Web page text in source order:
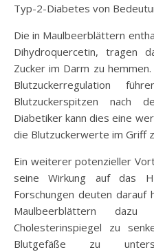
Typ-2-Diabetes von
Die in Maulbeerblättern
Dihydroquercetin, tragen
Zucker im Darm zu
Blutzuckerregulation
Blutzuckerspitzen nach
Diabetiker kann dies eine
die Blutzuckerwerte im Griff
Ein weiterer potenzieller
seine Wirkung auf das
Forschungen deuten darauf
Maulbeerblättern
Cholesterinspiegel zu
Blutgefäße zu